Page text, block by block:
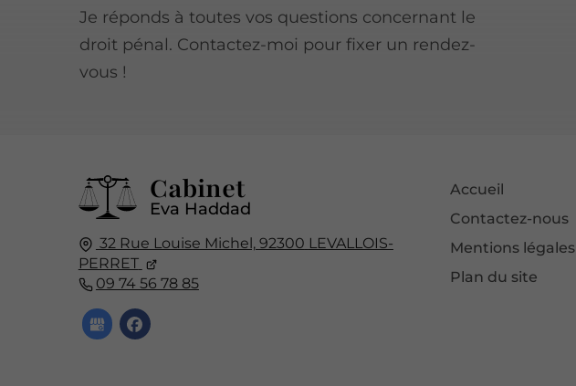
Je réponds à toutes vos questions concernant le
droit pénal. Contactez-moi pour fixer un rendez-
vous !
Cabinet
Eva Haddad
32 Rue Louise Michel, 92300 LEVALLOIS-
PERRET
09 74 56 78 85
Accueil
Contactez-nous
Mentions légales
Plan du site